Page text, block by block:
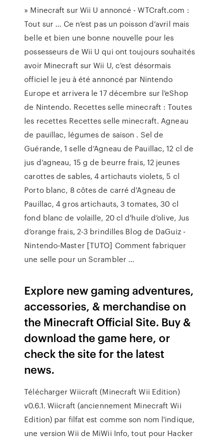
» Minecraft sur Wii U annoncé - WTCraft.com :
Tout sur ... Ce n’est pas un poisson d’avril mais
belle et bien une bonne nouvelle pour les
possesseurs de Wii U qui ont toujours souhaités
avoir Minecraft sur Wii U, c’est désormais
officiel le jeu à été annoncé par Nintendo
Europe et arrivera le 17 décembre sur l’eShop
de Nintendo. Recettes selle minecraft : Toutes
les recettes Recettes selle minecraft. Agneau
de pauillac, légumes de saison . Sel de
Guérande, 1 selle d’Agneau de Pauillac, 12 cl de
jus d’agneau, 15 g de beurre frais, 12 jeunes
carottes de sables, 4 artichauts violets, 5 cl
Porto blanc, 8 côtes de carré d'Agneau de
Pauillac, 4 gros artichauts, 3 tomates, 30 cl
fond blanc de volaille, 20 cl d'huile d’olive, Jus
d’orange frais, 2-3 brindilles Blog de DaGuiz -
Nintendo-Master [TUTO] Comment fabriquer
une selle pour un Scrambler ...
Explore new gaming adventures,
accessories, & merchandise on
the Minecraft Official Site. Buy &
download the game here, or
check the site for the latest
news.
Télécharger Wiicraft (Minecraft Wii Edition)
v0.6.1. Wiicraft (anciennement Minecraft Wii
Edition) par filfat est comme son nom l'indique,
une version Wii de MiWii Info, tout pour Hacker